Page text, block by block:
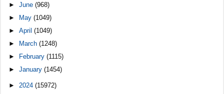
►June(968)
► May(1049)
►April(1049)
►
March(1248)
►
February(1115)
►January(1454)
► 2024(15972)